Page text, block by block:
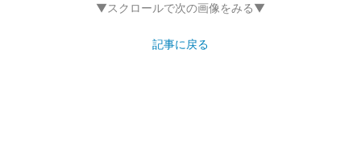
▼スクロールで次の画像をみる▼
記事に戻る